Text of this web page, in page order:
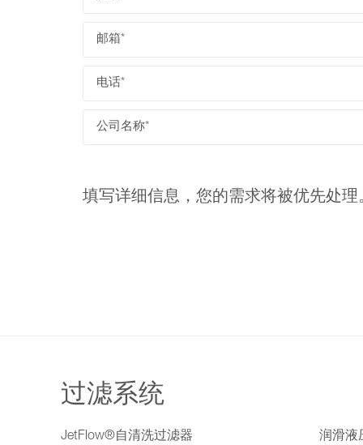
填写详细信息，您的需求将被优先处
过滤系统
JetFlow®自清洗过滤器 润滑液